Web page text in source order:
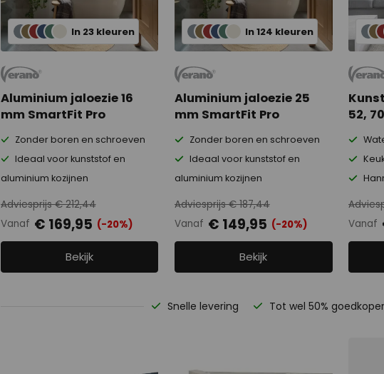
In 23 kleuren
Aluminium jaloezie 16
mm SmartFit Pro
Zonder boren en schroeven
Ideaal voor kunststof en
aluminium kozijnen
Adviesprijs € 212,44
Vanaf € 169,95 (-20%)
Bekijk
In 124 kleuren
Aluminium jaloezie 25
mm SmartFit Pro
Zonder boren en schroeven
Ideaal voor kunststof en
aluminium kozijnen
Adviesprijs € 187,44
Vanaf € 149,95 (-20%)
Bekijk
52,
Vanaf
Snelle levering Tot wel 50% goedkoper